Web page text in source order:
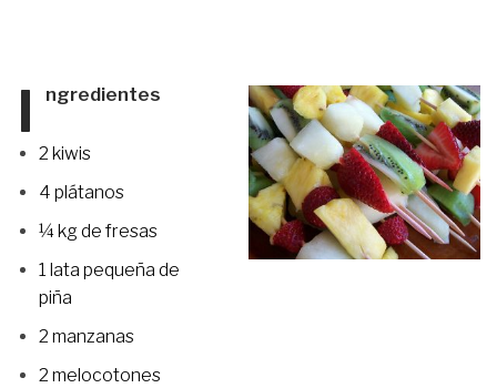
I ngredientes
2 kiwis
4 plátanos
¼ kg de fresas
1 lata pequeña de
piña
2 manzanas
2 melocotones